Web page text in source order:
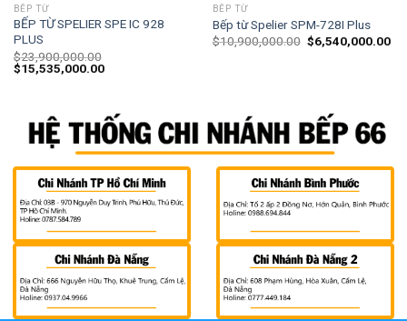
BẾP TỪ
BẾP TỪ SPELIER SPE IC 928
PLUS
$23,900,000.00
$15,535,000.00
BẾP TỪ
Bếp từ Spelier SPM-728I Plus
$10,900,000.00 $6,540,000.00